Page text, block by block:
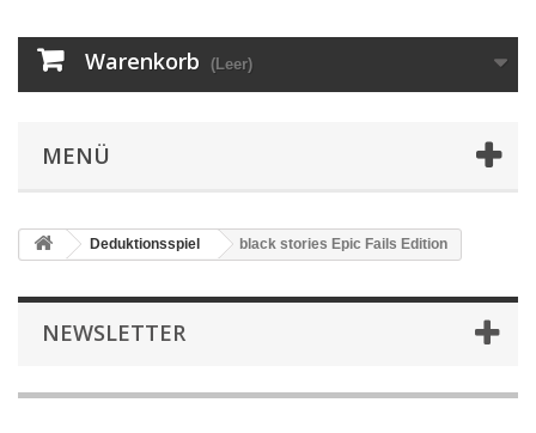
Warenkorb (Leer)
MENÜ
Deduktionsspiel black stories Epic Fails Edition
NEWSLETTER